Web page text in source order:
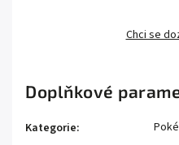
Chci se
Doplňkové
Kategorie: